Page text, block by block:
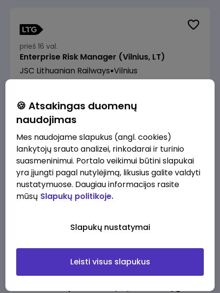
prieš 16 val.
Enterprise Risk Manager (Vilnius, LT)
JSC Lithuanian Railways Vilnius
prieš 16 val.
Manevrų operatorius (-ė) (Panevėžys)
(Panevėžys, LT)
JSC Lithuanian Railways
Panevėžys
prieš 16 val.
🍪 Atsakingas duomenų
naudojimas
Mes naudojame slapukus (angl. cookies)
lankytojų srauto analizei, rinkodarai ir turinio
suasmeninimui. Portalo veikimui būtini slapukai
yra įjungti pagal nutylėjimą, likusius galite valdyti
nustatymuose. Daugiau informacijos rasite
mūsų Slapukų politikoje.
Slapukų nustatymai
Leisti visus slapukus